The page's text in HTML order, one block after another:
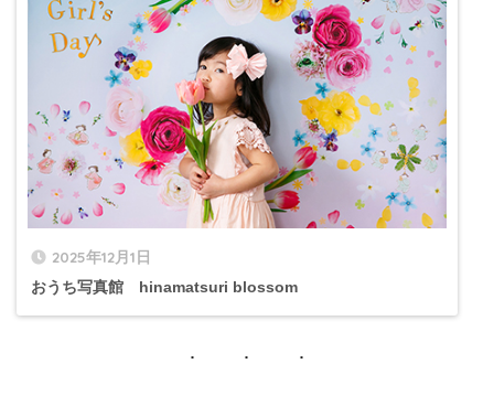
2025年12月1日
おうち写真館 hinamatsuri blossom